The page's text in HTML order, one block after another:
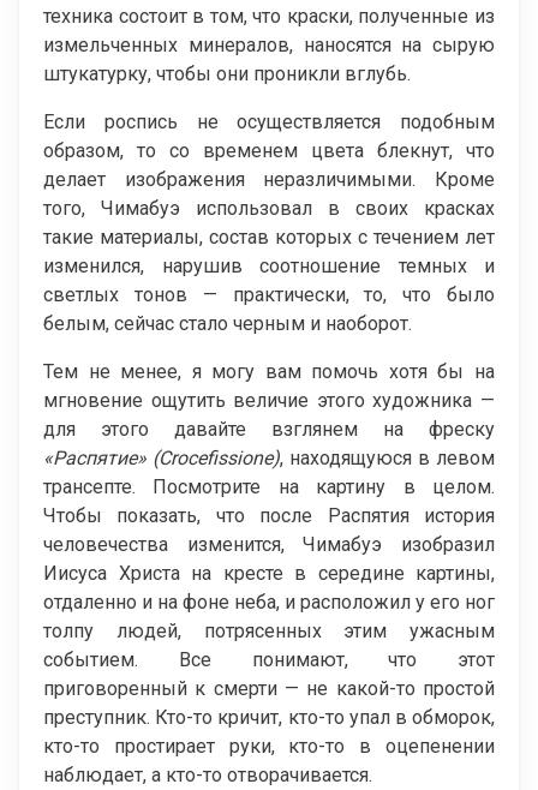
техника состоит в том, что краски, полученные из
измельченных минералов, наносятся на сырую
штукатурку, чтобы они проникли вглубь.
Если роспись не осуществляется подобным
образом, то со временем цвета блекнут, что
делает изображения неразличимыми. Кроме
того, Чимабуэ использовал в своих красках
такие материалы, состав которых с течением лет
изменился, нарушив соотношение темных и
светлых тонов — практически, то, что было
белым, сейчас стало черным и наоборот.
Тем не менее, я могу вам помочь хотя бы на
мгновение ощутить величие этого художника —
для этого давайте взглянем на фреску
«Распятие» (Crocefissione), находящуюся в левом
трансепте. Посмотрите на картину в целом.
Чтобы показать, что после Распятия история
человечества изменится, Чимабуэ изобразил
Иисуса Христа на кресте в середине картины,
отдаленно и на фоне неба, и расположил у его ног
толпу людей, потрясенных этим ужасным
событием. Все понимают, что этот
приговоренный к смерти — не какой-то простой
преступник. Кто-то кричит, кто-то упал в обморок,
кто-то простирает руки, кто-то в оцепенении
наблюдает, а кто-то отворачивается.